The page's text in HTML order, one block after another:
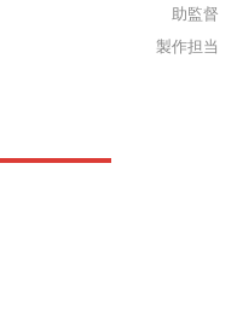
助監督
製作担当